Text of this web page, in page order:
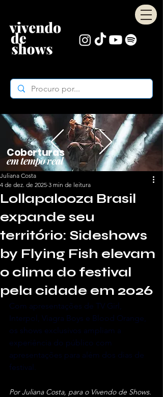
Coberturas
em tempo real
Lollapalooza Brasil
expande seu
território: Sideshows
by Flying Fish elevam
o clima do festival
pela cidade em 2026
Juliana Costa
4 de dez. de 2025 3 min de leitura
Com apresentações de TV Girl,
Interpol, Viagra Boys e Blood Orange,
os shows exclusivos ampliam a
experiência do público com
apresentações para além dos dias de
festival.
Por Juliana Costa, para o Vivendo de Shows.